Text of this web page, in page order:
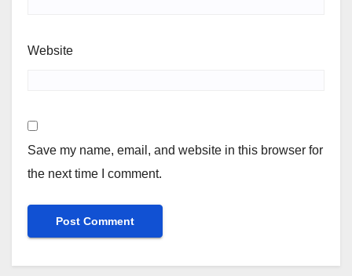
Website
Save my name, email, and website in this browser for
the next time I comment.